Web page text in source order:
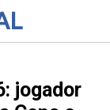
jogador